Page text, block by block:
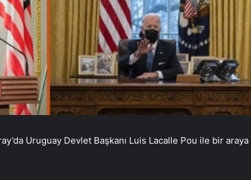
Uruguay Devlet Başkanı Luis Lacalle Pou ile bir araya